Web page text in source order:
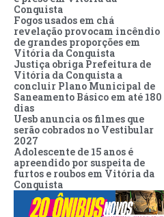
Conquista
Fogos usados em chá
revelação provocam incêndio
de grandes proporções em
Vitória da Conquista
Justiça obriga Prefeitura de
Vitória da Conquista a
concluir Plano Municipal de
Saneamento Básico em até 180
dias
Uesb anuncia os filmes que
serão cobrados no Vestibular
2027
Adolescente de 15 anos é
apreendido por suspeita de
furtos e roubos em Vitória da
Conquista